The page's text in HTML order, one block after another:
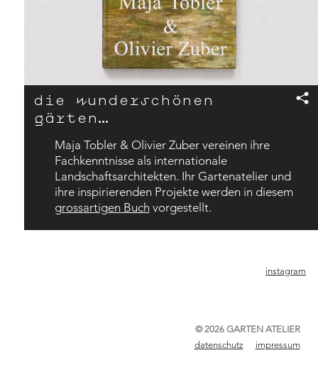
die wunderschönen
gärten…
Maja Tobler & Olivier Zuber vereinen ihre
Fachkenntnisse als internationale
Landschaftsarchitekten. Ihr Gartenatelier und
ihre inspirierenden Projekte werden in diesem
grossartigen Buch vorgestellt.
instagram
© 2026 GARTEN ATELIER
datenschutz
impressum